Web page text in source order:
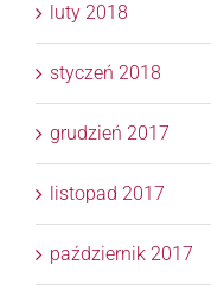
luty 2018
styczeń 2018
grudzień 2017
listopad 2017
październik 2017